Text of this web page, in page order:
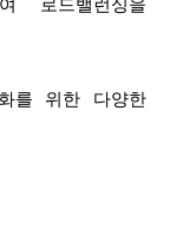
로드밸런싱을
를 위한 다양한